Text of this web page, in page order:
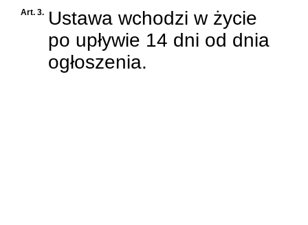
Art. 3. Ustawa wchodzi w życie
po upływie 14 dni od dnia
ogłoszenia.